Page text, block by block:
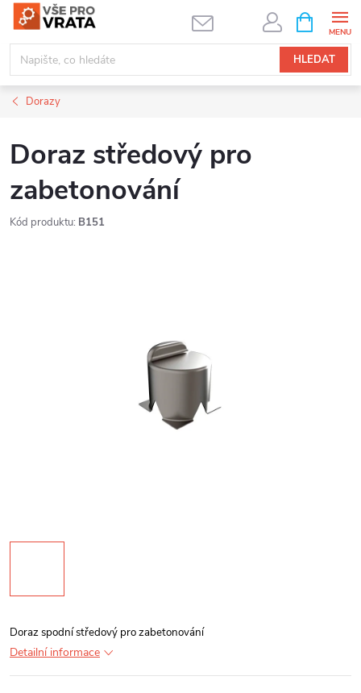
Přejít
obsah
HLEDAT
NÁKUPNÍ
KOŠÍK
Dorazy
Doraz středový pro
zabetonování
Kód produktu: B151
Doraz spodní středový pro zabetonování
Detailní informace